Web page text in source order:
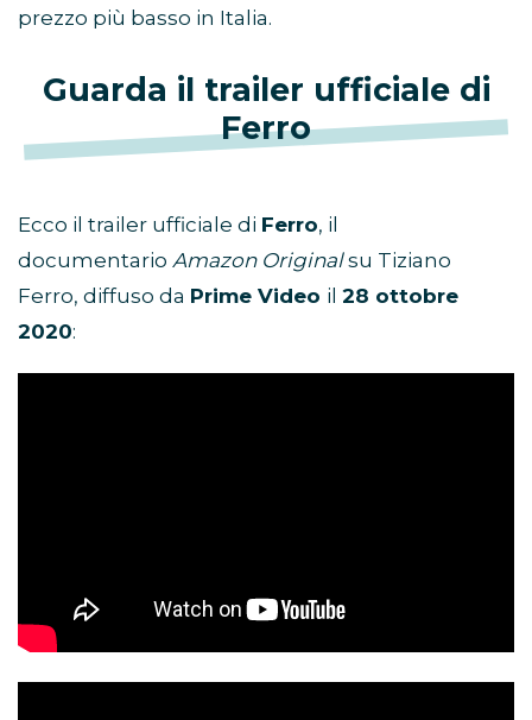
prezzo più basso in Italia.
Guarda il trailer ufficiale di
Ferro
Ecco il trailer ufficiale di Ferro, il
documentario Amazon Originalsu Tiziano
Ferro, diffuso da Prime Video il 28 ottobre
2020: